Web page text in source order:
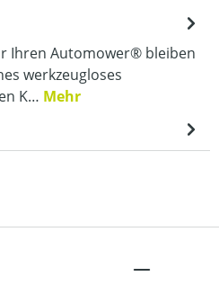
Ihren Automower® bleiben
werkzeugloses
K… Mehr